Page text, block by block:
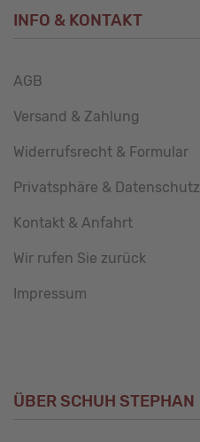
INFO & KONTAKT
AGB
Versand & Zahlung
Widerrufsrecht & Formular
Privatsphäre & Datenschutz
Kontakt & Anfahrt
Wir rufen Sie zurück
Impressum
ÜBER SCHUH STEPHAN